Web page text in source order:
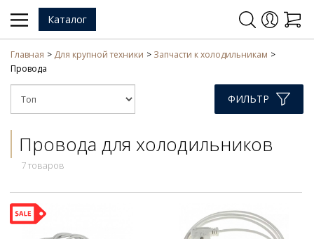
Каталог
Главная Для крупной техники
Запчасти к холодильникам
Провода
ФИЛЬТР
Провода для холодильников
7 товаров